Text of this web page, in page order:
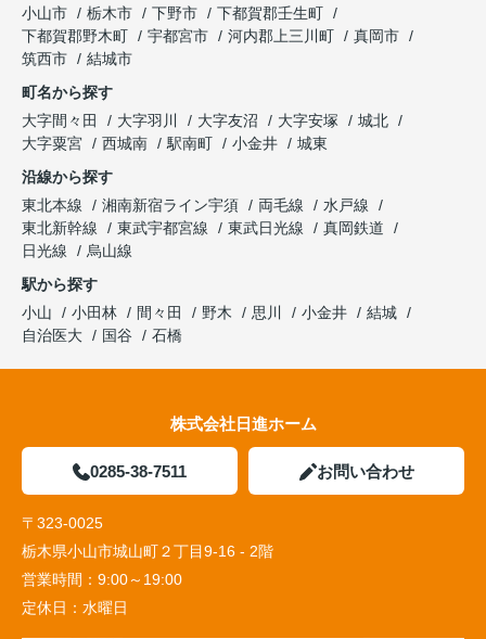
小山市
栃木市 下野市
下都賀郡壬生町
下都賀郡野木町
宇都宮市 河内郡上三川町
真岡市
筑西市
結城市
町名から探す
大字間々田
大字羽川 大字友沼 大字安塚
城北
大字粟宮
西城南 駅南町 小金井
城東
沿線から探す
東北本線
湘南新宿ライン宇須 両毛線
水戸線
東北新幹線
東武宇都宮線 東武日光線
真岡鉄道
日光線
烏山線
駅から探す
小山
小田林 間々田 野木 思川 小金井
結城
自治医大
国谷 石橋
株式会社日進ホーム
0285-38-7511 お問い合わせ
〒323-0025
栃木県小山市城山町２丁目9-16 - 2階
営業時間： 9:00～19:00
定休日： 水曜日